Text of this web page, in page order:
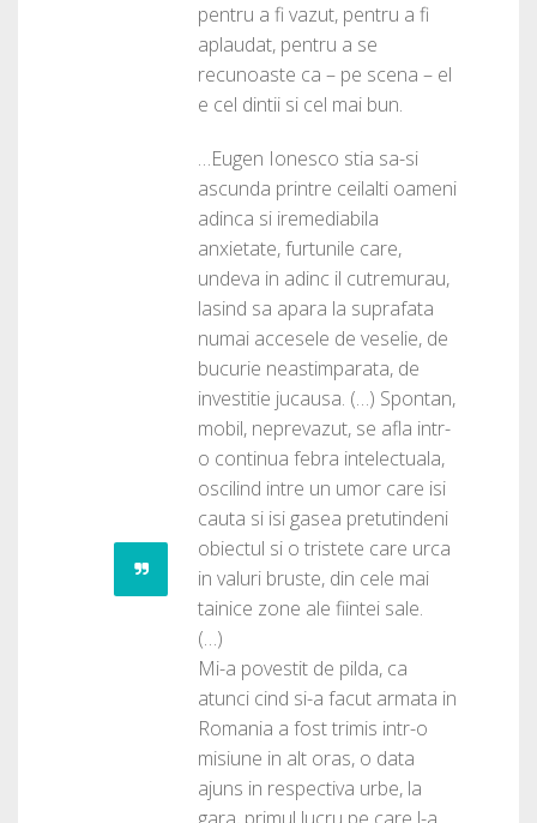
pentru a fi vazut, pentru a fi
aplaudat, pentru a se
recunoaste ca – pe scena – el
e cel dintii si cel mai bun.
…Eugen Ionesco stia sa-si
ascunda printre ceilalti oameni
adinca si iremediabila
anxietate, furtunile care,
undeva in adinc il cutremurau,
lasind sa apara la suprafata
numai accesele de veselie, de
bucurie neastimparata, de
investitie jucausa. (…) Spontan,
mobil, neprevazut, se afla intr-
o continua febra intelectuala,
oscilind intre un umor care isi
cauta si isi gasea pretutindeni
obiectul si o tristete care urca
in valuri bruste, din cele mai
tainice zone ale fiintei sale.
(…)
Mi-a povestit de pilda, ca
atunci cind si-a facut armata in
Romania a fost trimis intr-o
misiune in alt oras, o data
ajuns in respectiva urbe, la